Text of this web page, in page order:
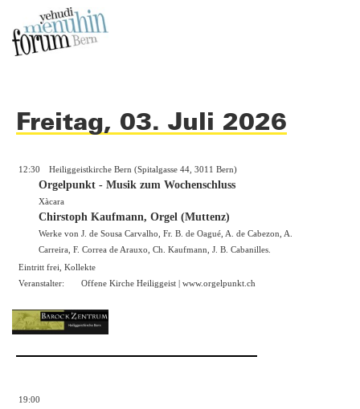
Freitag, 03. Juli 2026
12:30 Heiliggeistkirche Bern (Spitalgasse 44, 3011 Bern)
Orgelpunkt - Musik zum Wochenschluss
Xàcara
Chirstoph Kaufmann, Orgel (Muttenz)
Werke von J. de Sousa Carvalho, Fr. B. de Oagué, A. de Cabezon, A.
Carreira, F. Correa de Arauxo, Ch. Kaufmann, J. B. Cabanilles.
Eintritt frei, Kollekte
Veranstalter:
Offene Kirche Heiliggeist | www.orgelpunkt.ch
19:00